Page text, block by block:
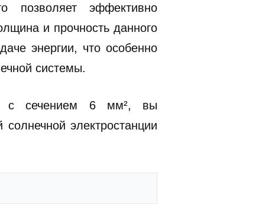
позволяет эффективно
и прочность данного
энергии, что особенно
системы.
с сечением 6 мм², вы
электростанции